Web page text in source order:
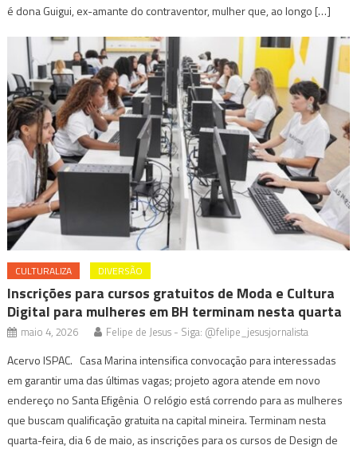
é dona Guigui, ex-amante do contraventor, mulher que, ao longo […]
CULTURALIZA DIVERSÃO
Inscrições para cursos gratuitos de Moda e Cultura
Digital para mulheres em BH terminam nesta quarta
maio 4, 2026 Felipe de Jesus - Siga: @felipe_jesusjornalista
Acervo ISPAC. Casa Marina intensifica convocação para interessadas
em garantir uma das últimas vagas; projeto agora atende em novo
endereço no Santa Efigênia O relógio está correndo para as mulheres
que buscam qualificação gratuita na capital mineira. Terminam nesta
quarta-feira, dia 6 de maio, as inscrições para os cursos de Design de